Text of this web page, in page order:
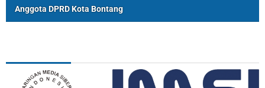
Anggota DPRD Kota Bontang